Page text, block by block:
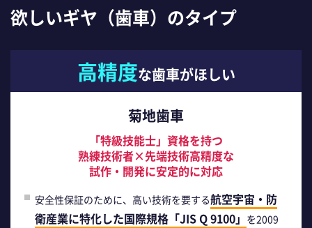
欲しいギヤ（歯車）のタイプ
高精度な歯車がほしい
菊地歯車
「特級技能士」資格を持つ
熟練技術者×先端技術高精度な
試作・開発に安定的に対応
安全性保証のために、高い技術を要する航空宇宙・防
衛産業に特化した国際規格「JIS Q 9100」 を2009